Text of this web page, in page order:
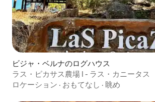
ビジャ・ベルナのログハウス
ラス・ピカサス農場 I - ラス・カニータス
ロケーション · おもてなし · 眺め